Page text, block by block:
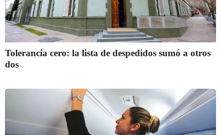
Tolerancia cero: la lista de despedidos sumó a otros
dos